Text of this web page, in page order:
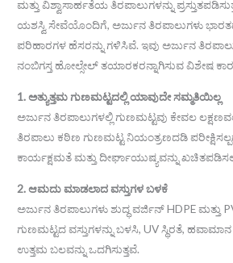
ಮತ್ತು ವಿಶ್ವಾಸಾರ್ಹತೆಯ ತಿರಪಾಲುಗಳನ್ನು
ಯಶಸ್ವಿ ಸೇವೆಯೊಂದಿಗೆ, ಅರ್ಜುನ ತಿರಪಾಲುಗಳು
ಪರಿಹಾರಗಳ ಹೆಸರನ್ನು ಗಳಿಸಿವೆ. ಇವು ಅರ್ಜುನ
ನಂಬಿಗಸ್ತ ಹೋಲ್ಸೇಲ್ ತಯಾರಕರನ್ನಾಗಿಸುವ ವಿಶೇಷ
1. ಅತ್ಯುತ್ತಮ ಗುಣಮಟ್ಟದಲ್ಲಿ ಯಾವುದೇ ಸಮ್ಮತಿಯಿಲ್ಲ
ಅರ್ಜುನ ತಿರಪಾಲುಗಳಲ್ಲಿ ಗುಣಮಟ್ಟವು ಕೇವಲ
ತಿರಪಾಲು ಕಠಿಣ ಗುಣಮಟ್ಟ ನಿಯಂತ್ರಣದಡಿ
ಕಾರ್ಯಕ್ಷಮತೆ ಮತ್ತು ದೀರ್ಘಾಯುಷ್ಯವನ್ನು
2. ಆಮದು ಮಾಡಲಾದ ವಸ್ತುಗಳ ಬಳಕೆ
ಅರ್ಜುನ ತಿರಪಾಲುಗಳು ಶುದ್ಧ ವರ್ಜಿನ್ HDPE ಮತ್ತು
ಗುಣಮಟ್ಟದ ವಸ್ತುಗಳನ್ನು ಬಳಸಿ, UV ಸ್ಥಿರತೆ,
ಉತ್ತಮ ಬಲವನ್ನು ಒದಗಿಸುತ್ತವೆ.